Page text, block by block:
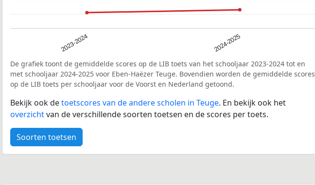
2023-2024 2024-2025
De grafiek toont de gemiddelde scores op de LIB toets van het schooljaar 2023-2024 tot en
met schooljaar 2024-2025 voor Eben-Haëzer Teuge. Bovendien worden de gemiddelde scores
op de LIB toets per schooljaar voor de Voorst en Nederland getoond.
Bekijk ook detoetscores van de andere scholen in Teuge. En bekijk ook het
overzichtvan de verschillende soorten toetsen en de scores per toets.
Soorten toetsen